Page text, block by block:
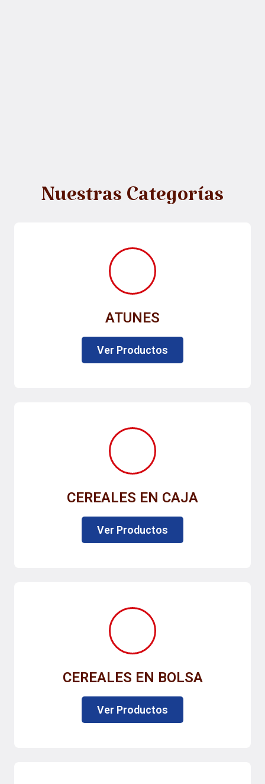
Nuestras Categorías
ATUNES
Ver Productos
CEREALES EN CAJA
Ver Productos
CEREALES EN BOLSA
Ver Productos